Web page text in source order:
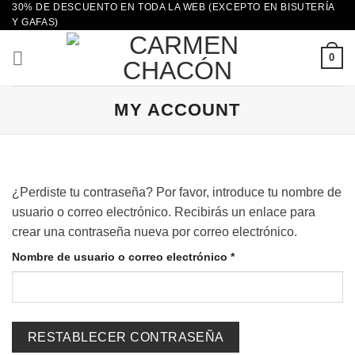
Saltar
al
contenido
30% DE DESCUENTO EN TODA LA WEB (EXCEPTO EN BISUTERÍA
Y GAFAS)
0
MY ACCOUNT
¿Perdiste tu contraseña? Por favor, introduce tu nombre de
usuario o correo electrónico. Recibirás un enlace para
crear una contraseña nueva por correo electrónico.
Nombre de usuario o correo electrónico *Obligatorio
RESTABLECER CONTRASEÑA